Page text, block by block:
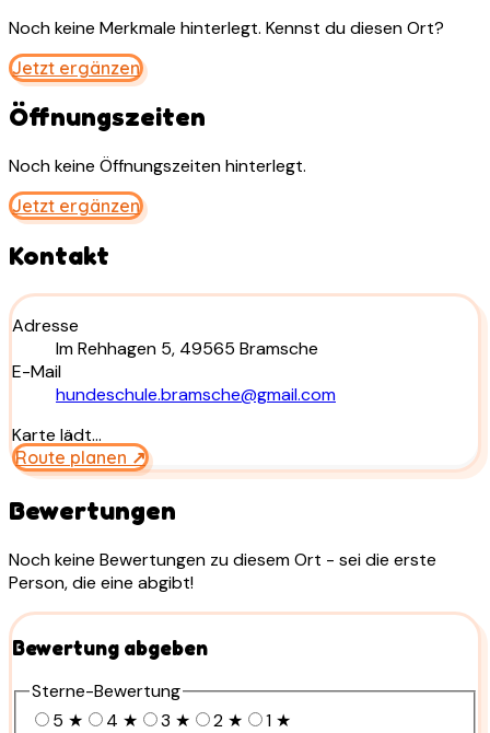
Noch keine Merkmale hinterlegt. Kennst du diesen Ort?
Jetzt ergänzen
Öffnungszeiten
Noch keine Öffnungszeiten hinterlegt.
Jetzt ergänzen
Kontakt
Adresse
Im Rehhagen 5, 49565 Bramsche
E-Mail
hundeschule.bramsche@gmail.com
Karte lädt…
Route planen ↗
Bewertungen
Noch keine Bewertungen zu diesem Ort - sei die erste
Person, die eine abgibt!
Bewertung abgeben
Sterne-Bewertung
5 ★ 4 ★ 3 ★ 2 ★ 1 ★